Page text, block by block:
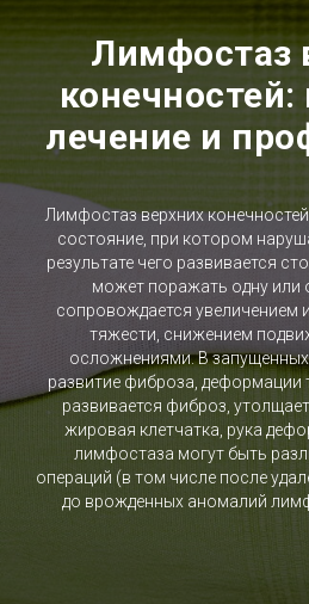
Лимфостаз
лечение и
Лимфостаз верхних
состояние, при котором
результате чего развивается
может поражать одну или
сопровождается увеличением
тяжести, снижением
осложнениями. В
развитие фиброза, деформации
развивается фиброз,
жировая клетчатка, рука
лимфостаза могут быть
операций (в том числе после
до врожденных аномалий